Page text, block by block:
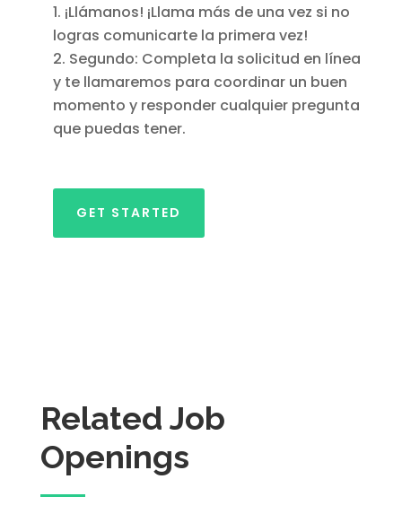
¡Llámanos! ¡Llama más de una vez si no
logras comunicarte la primera vez!
Segundo: Completa la solicitud en línea
y te llamaremos para coordinar un buen
momento y responder cualquier pregunta
que puedas tener.
GET STARTED
Related Job
Openings